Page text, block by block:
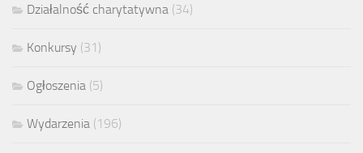
Działalność charytatywna (34)
Konkursy (31)
Ogłoszenia (5)
Wydarzenia (196)